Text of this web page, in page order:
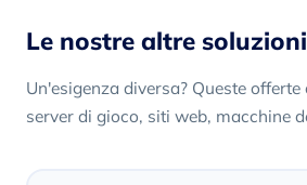
Le nostre altre
Un'esigenza diversa? Queste
server di gioco, siti web, macchine